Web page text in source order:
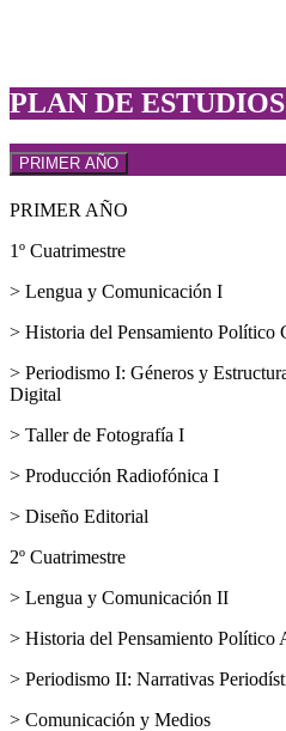
PLAN DE ESTUDIOS
PRIMER AÑO
PRIMER AÑO
1º Cuatrimestre
> Lengua y Comunicación I
> Historia del Pensamiento Político
> Periodismo I: Géneros y
Digital
> Taller de Fotografía I
> Producción Radiofónica I
> Diseño Editorial
2º Cuatrimestre
> Lengua y Comunicación II
> Historia del Pensamiento Político
> Periodismo II: Narrativas
> Comunicación y Medios